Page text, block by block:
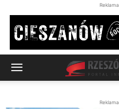
Reklama
Reklama